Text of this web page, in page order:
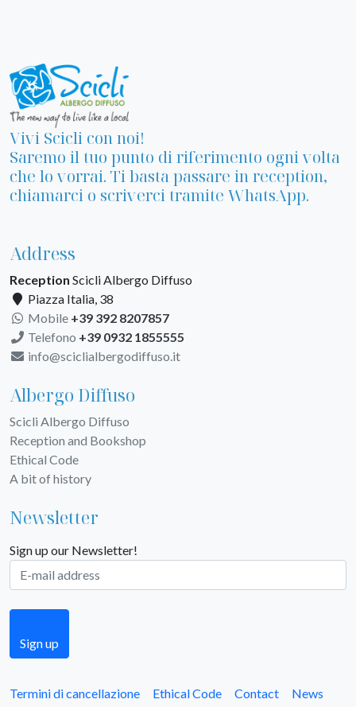
Vivi Scicli con noi!
Saremo il tuo punto di riferimento ogni volta
che lo vorrai. Ti basta passare in reception,
chiamarci o scriverci tramite WhatsApp.
Address
Reception Scicli Albergo Diffuso
Piazza Italia, 38
Mobile +39 392 8207857
Telefono +39 0932 1855555
info@sciclialbergodiffuso.it
Albergo Diffuso
Scicli Albergo Diffuso
Reception and Bookshop
Ethical Code
A bit of history
Newsletter
Sign up our Newsletter!
Sign up
Termini di cancellazione Ethical Code Contact News